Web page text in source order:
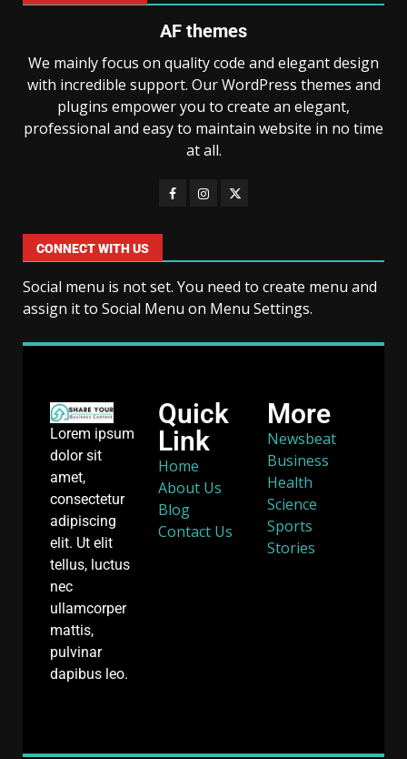
AF themes
We mainly focus on quality code and elegant design
with incredible support. Our WordPress themes and
plugins empower you to create an elegant,
professional and easy to maintain website in no time
at all.
CONNECT WITH US
Social menu is not set. You need to create menu and
assign it to Social Menu on Menu Settings.
Lorem ipsum
dolor sit
amet,
consectetur
adipiscing
elit. Ut elit
tellus, luctus
nec
ullamcorper
mattis,
pulvinar
dapibus leo.
Quick
Link
Home
About Us
Blog
Contact Us
More
Newsbeat
Business
Health
Science
Sports
Stories